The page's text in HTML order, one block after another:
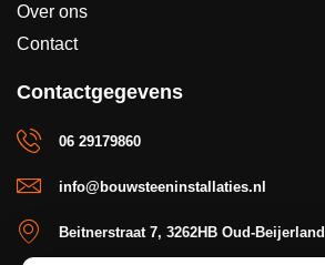
Over ons
Contact
Contactgegevens
06 29179860
info@bouwsteeninstallaties.nl
Beitnerstraat 7, 3262HB Oud-Beijerland